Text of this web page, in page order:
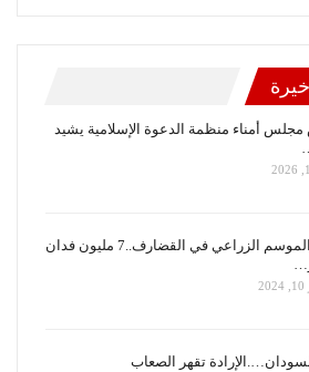
أمناء منظمة الدعوة الإسلامية يشيد
نجاح الموسم الزراعي في القضارف..7 مليون فدان
تقهر الصعاب